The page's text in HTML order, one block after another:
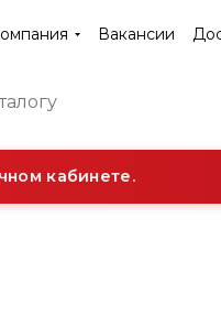
Вакансии
кабинете.